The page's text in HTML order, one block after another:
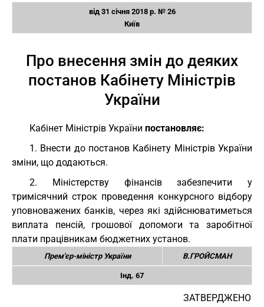
від 31 січня 2018 р. № 26
Київ
Про внесення змін до деяких
постанов Кабінету Міністрів
України
Кабінет Міністрів України постановляє:
1. Внести до постанов Кабінету Міністрів України
зміни, що додаються.
2. Міністерству фінансів забезпечити у
тримісячний строк проведення конкурсного відбору
уповноважених банків, через які здійснюватиметься
виплата пенсій, грошової допомоги та заробітної
плати працівникам бюджетних установ.
Прем'єр-міністр України В.ГРОЙСМАН
Інд. 67
ЗАТВЕРДЖЕНО